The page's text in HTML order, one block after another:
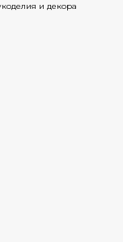
и декора